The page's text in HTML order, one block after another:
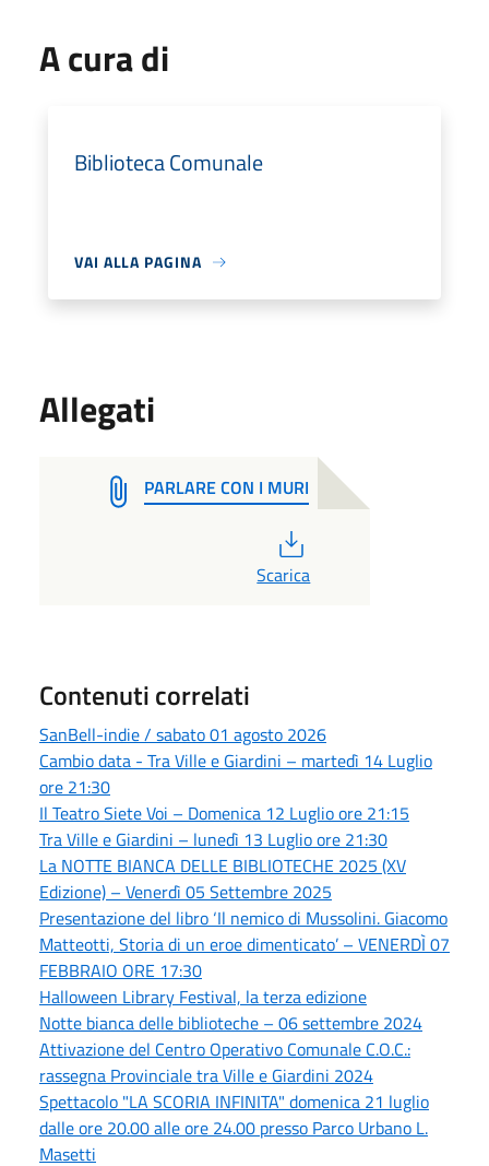
A cura di
Biblioteca Comunale
VAI ALLA PAGINA
Allegati
PARLARE CON I MURI
Scarica
Contenuti correlati
SanBell-indie / sabato 01 agosto 2026
Cambio data - Tra Ville e Giardini – martedì 14 Luglio
ore 21:30
Il Teatro Siete Voi – Domenica 12 Luglio ore 21:15
Tra Ville e Giardini – lunedì 13 Luglio ore 21:30
La NOTTE BIANCA DELLE BIBLIOTECHE 2025 (XV
Edizione) – Venerdì 05 Settembre 2025
Presentazione del libro ‘Il nemico di Mussolini. Giacomo
Matteotti, Storia di un eroe dimenticato’ – VENERDÌ 07
FEBBRAIO ORE 17:30
Halloween Library Festival, la terza edizione
Notte bianca delle biblioteche – 06 settembre 2024
Attivazione del Centro Operativo Comunale C.O.C.:
rassegna Provinciale tra Ville e Giardini 2024
Spettacolo "LA SCORIA INFINITA" domenica 21 luglio
dalle ore 20.00 alle ore 24.00 presso Parco Urbano L.
Masetti